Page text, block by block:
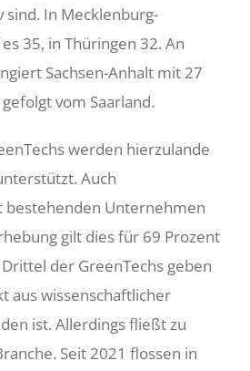
sind. In Mecklenburg-
35, in Thüringen 32. An
Sachsen-Anhalt mit 27
vom Saarland.
werden hierzulande
Auch
bestehenden Unternehmen
gilt dies für 69 Prozent
der GreenTechs geben
aus wissenschaftlicher
ist. Allerdings fließt zu
Seit 2021 flossen in